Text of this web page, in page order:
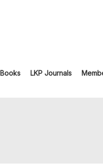
Books LKP Journals